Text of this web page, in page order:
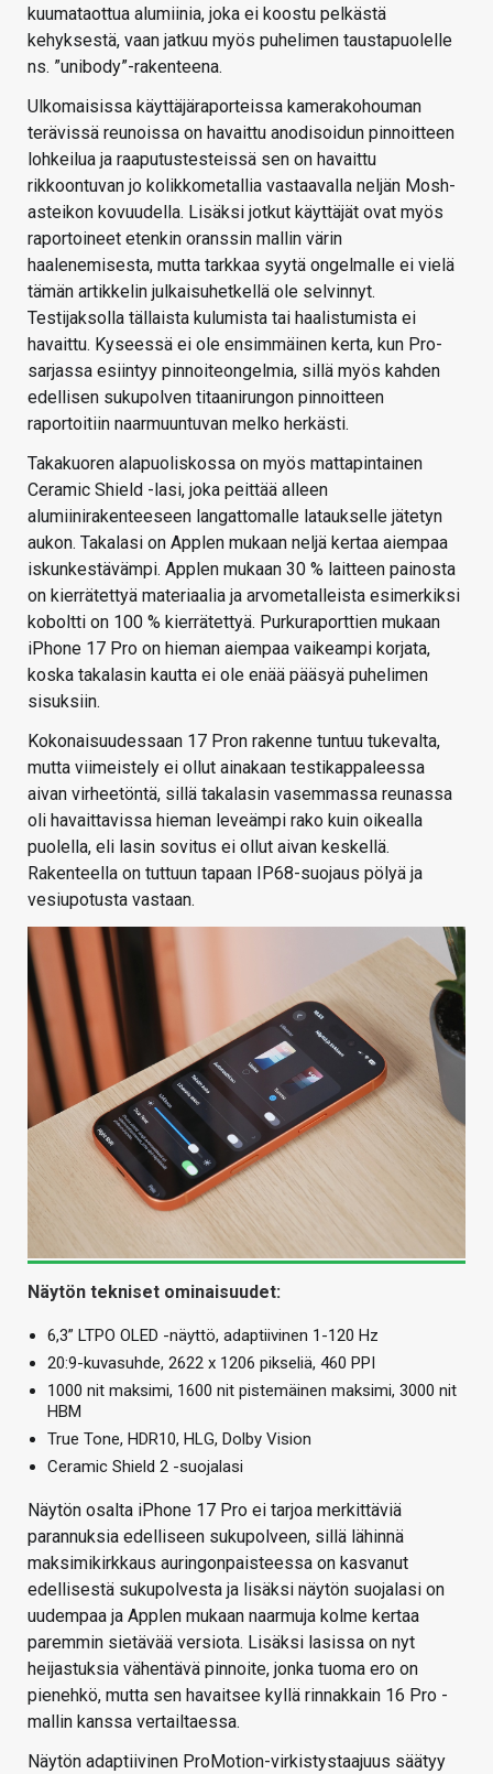
kuumataottua alumiinia, joka ei koostu pelkästä
kehyksestä, vaan jatkuu myös puhelimen taustapuolelle
ns. ”unibody”-rakenteena.
Ulkomaisissa käyttäjäraporteissa kamerakohouman
terävissä reunoissa on havaittu anodisoidun pinnoitteen
lohkeilua ja raaputustesteissä sen on havaittu
rikkoontuvan jo kolikkometallia vastaavalla neljän Mosh-
asteikon kovuudella. Lisäksi jotkut käyttäjät ovat myös
raportoineet etenkin oranssin mallin värin
haalenemisesta, mutta tarkkaa syytä ongelmalle ei vielä
tämän artikkelin julkaisuhetkellä ole selvinnyt.
Testijaksolla tällaista kulumista tai haalistumista ei
havaittu. Kyseessä ei ole ensimmäinen kerta, kun Pro-
sarjassa esiintyy pinnoiteongelmia, sillä myös kahden
edellisen sukupolven titaanirungon pinnoitteen
raportoitiin naarmuuntuvan melko herkästi.
Takakuoren alapuoliskossa on myös mattapintainen
Ceramic Shield -lasi, joka peittää alleen
alumiinirakenteeseen langattomalle lataukselle jätetyn
aukon. Takalasi on Applen mukaan neljä kertaa aiempaa
iskunkestävämpi. Applen mukaan 30 % laitteen painosta
on kierrätettyä materiaalia ja arvometalleista esimerkiksi
koboltti on 100 % kierrätettyä. Purkuraporttien mukaan
iPhone 17 Pro on hieman aiempaa vaikeampi korjata,
koska takalasin kautta ei ole enää pääsyä puhelimen
sisuksiin.
Kokonaisuudessaan 17 Pron rakenne tuntuu tukevalta,
mutta viimeistely ei ollut ainakaan testikappaleessa
aivan virheetöntä, sillä takalasin vasemmassa reunassa
oli havaittavissa hieman leveämpi rako kuin oikealla
puolella, eli lasin sovitus ei ollut aivan keskellä.
Rakenteella on tuttuun tapaan IP68-suojaus pölyä ja
vesiupotusta vastaan.
Näytön tekniset ominaisuudet:
6,3” LTPO OLED -näyttö, adaptiivinen 1-120 Hz
20:9-kuvasuhde, 2622 x 1206 pikseliä, 460 PPI
1000 nit maksimi, 1600 nit pistemäinen maksimi, 3000 nit
HBM
True Tone, HDR10, HLG, Dolby Vision
Ceramic Shield 2 -suojalasi
Näytön osalta iPhone 17 Pro ei tarjoa merkittäviä
parannuksia edelliseen sukupolveen, sillä lähinnä
maksimikirkkaus auringonpaisteessa on kasvanut
edellisestä sukupolvesta ja lisäksi näytön suojalasi on
uudempaa ja Applen mukaan naarmuja kolme kertaa
paremmin sietävää versiota. Lisäksi lasissa on nyt
heijastuksia vähentävä pinnoite, jonka tuoma ero on
pienehkö, mutta sen havaitsee kyllä rinnakkain 16 Pro -
mallin kanssa vertailtaessa.
Näytön adaptiivinen ProMotion-virkistystaajuus säätyy